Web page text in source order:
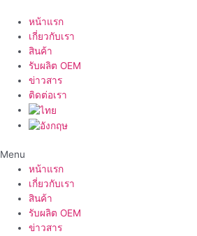
content
หน้าแรก
เกี่ยวกับเรา
สินค้า
รับผลิต OEM
ข่าวสาร
ติดต่อเรา
Menu
หน้าแรก
เกี่ยวกับเรา
สินค้า
รับผลิต OEM
ข่าวสาร